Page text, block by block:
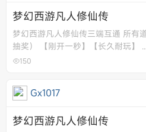
梦幻西游凡人修仙传
梦幻西游凡人修仙传三端互通 所有
抽奖） 【刚开一秒】【长久耐玩】
150
Gx1017
梦幻西游凡人修仙传